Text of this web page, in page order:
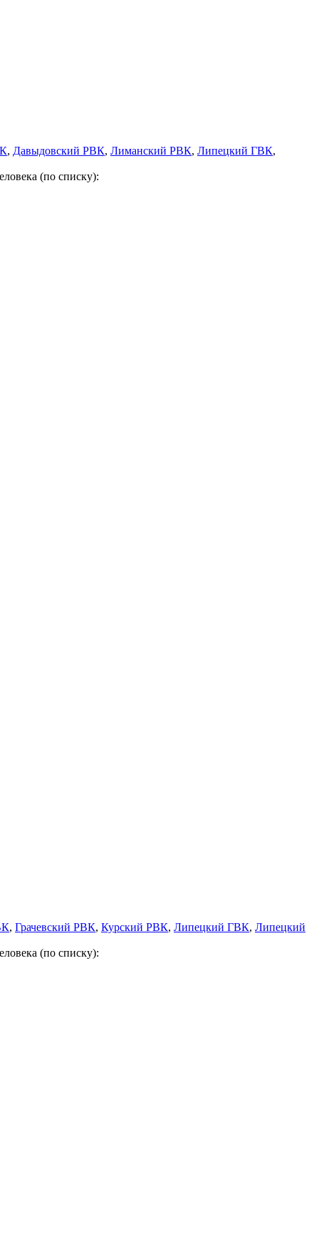
, Давыдовский РВК, Лиманский РВК, Липецкий ГВК,
(по списку):
, Грачевский РВК, Курский РВК, Липецкий ГВК, Липецкий
(по списку):